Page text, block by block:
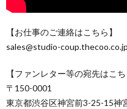
【お仕事のご連絡はこちら】
sales@studio-coup.thecoo.co.jp
【ファンレター等の宛先はこち
〒150-0001
東京都渋谷区神宮前3-25-15神